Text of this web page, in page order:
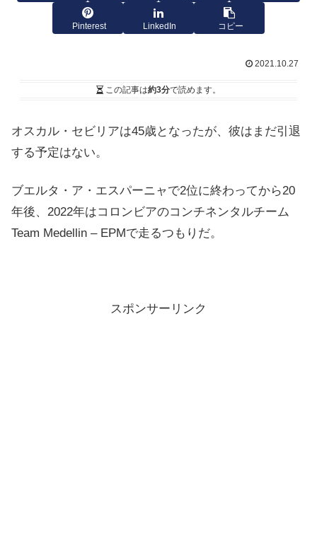
Pinterest LinkedIn コピー
2021.10.27
この記事は約3分で読めます。
オスカル・セビリアは45歳となったが、彼はまだ引退
する予定はない。
ブエルタ・ア・エスパーニャで2位に終わってから20
年後、2022年はコロンビアのコンチネンタルチーム
Team Medellin – EPMで走るつもりだ。
スポンサーリンク